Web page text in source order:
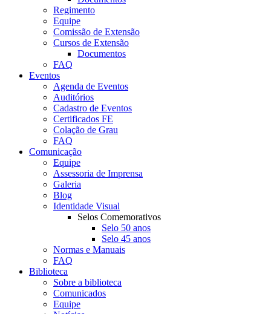
Regimento
Equipe
Comissão de Extensão
Cursos de Extensão
Documentos
FAQ
Eventos
Agenda de Eventos
Auditórios
Cadastro de Eventos
Certificados FE
Colação de Grau
FAQ
Comunicação
Equipe
Assessoria de Imprensa
Galeria
Blog
Identidade Visual
Selos Comemorativos
Selo 50 anos
Selo 45 anos
Normas e Manuais
FAQ
Biblioteca
Sobre a biblioteca
Comunicados
Equipe